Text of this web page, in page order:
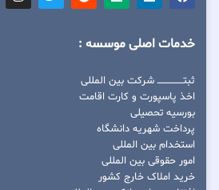
خدمات اصلی موسسه :
ثبتــــــــــــــــ شرکت بین المللی
اخذ پاسپورت و کارت اقامت
بورسیه تحصیلی
پرداخت شهریه دانشگاه
استخدام بین المللی
امور حقوقی بین المللی
خرید املاک خارج کشور